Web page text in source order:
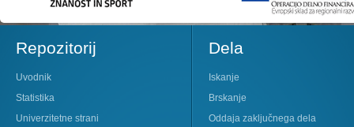
Repozitorij
Uvodnik
Statistika
Univerzitetne strani
Dela
Iskanje
Brskanje
Oddaja zaključnega dela